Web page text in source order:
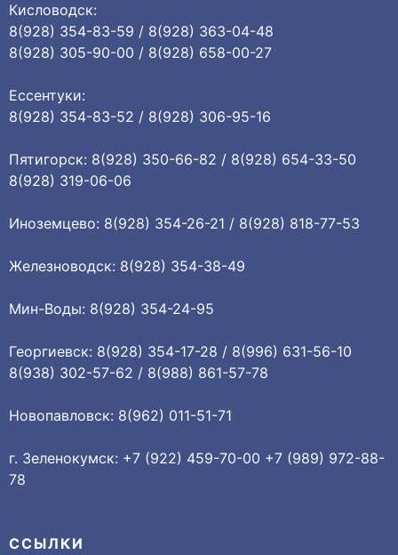
Кисловодск:
8(928) 354-83-59 / 8(928) 363-04-48
8(928) 305-90-00 / 8(928) 658-00-27
Ессентуки:
8(928) 354-83-52 / 8(928) 306-95-16
Пятигорск: 8(928) 350-66-82 / 8(928) 654-33-50
8(928) 319-06-06
Иноземцево: 8(928) 354-26-21 / 8(928) 818-77-53
Железноводск: 8(928) 354-38-49
Мин-Воды: 8(928) 354-24-95
Георгиевск: 8(928) 354-17-28 / 8(996) 631-56-10
8(938) 302-57-62 / 8(988) 861-57-78
Новопавловск: 8(962) 011-51-71
г. Зеленокумск: +7 (922) 459-70-00 +7 (989) 972-88-
78
ССЫЛКИ